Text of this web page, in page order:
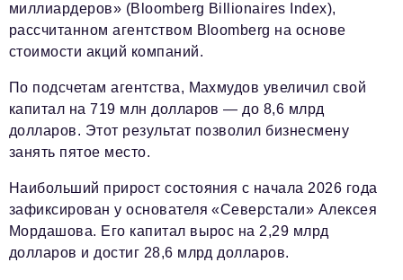
миллиардеров» (Bloomberg Billionaires Index),
рассчитанном агентством Bloomberg на основе
стоимости акций компаний.
По подсчетам агентства, Махмудов увеличил свой
капитал на 719 млн долларов — до 8,6 млрд
долларов. Этот результат позволил бизнесмену
занять пятое место.
Наибольший прирост состояния с начала 2026 года
зафиксирован у основателя «Северстали» Алексея
Мордашова. Его капитал вырос на 2,29 млрд
долларов и достиг 28,6 млрд долларов.